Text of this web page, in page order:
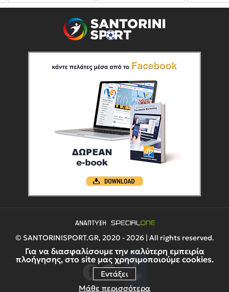
Για να διασφαλίσουμε την καλύτερη εμπειρία
πλοήγησης, στο site μας χρησιμοποιούμε cookies.
Εντάξει
Μάθε περισσότερα
© SANTORINISPORT.GR, 2020 - 2026 | All rights reserved.
UP